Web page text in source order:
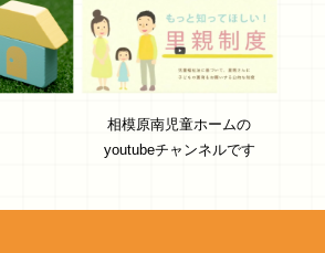
相模原南児童ホームの
youtubeチャンネルです